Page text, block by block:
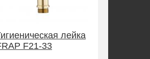
лейка
F21-33